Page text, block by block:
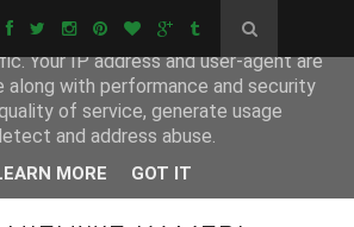
from Google to deliver its services
Your IP address and user-agent are
along with performance and security
of service, generate usage
and address abuse.
MORE GOT IT